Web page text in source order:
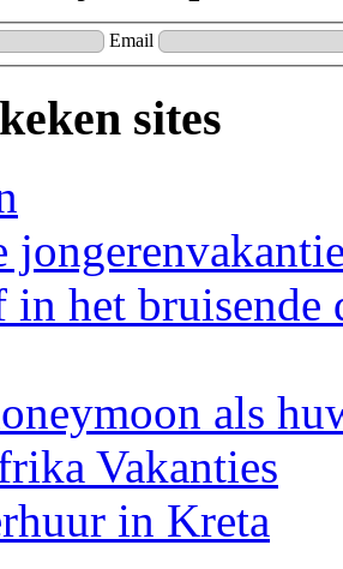
Email
sites
het bruisende
als
Vakanties
in Kreta